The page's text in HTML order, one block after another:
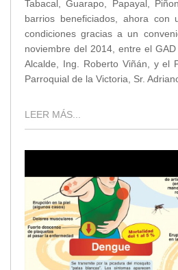
Tabacal, Guarapo, Papayal,
barrios beneficiados, ahora con
condiciones gracias a un
noviembre del 2014, entre el
Alcalde, Ing. Roberto Viñán, y el
Parroquial de la Victoria, Sr.
LEER MÁS...